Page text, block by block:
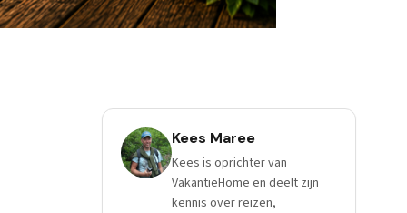
Kees Maree
Kees is oprichter van
VakantieHome en deelt zijn
kennis over reizen,